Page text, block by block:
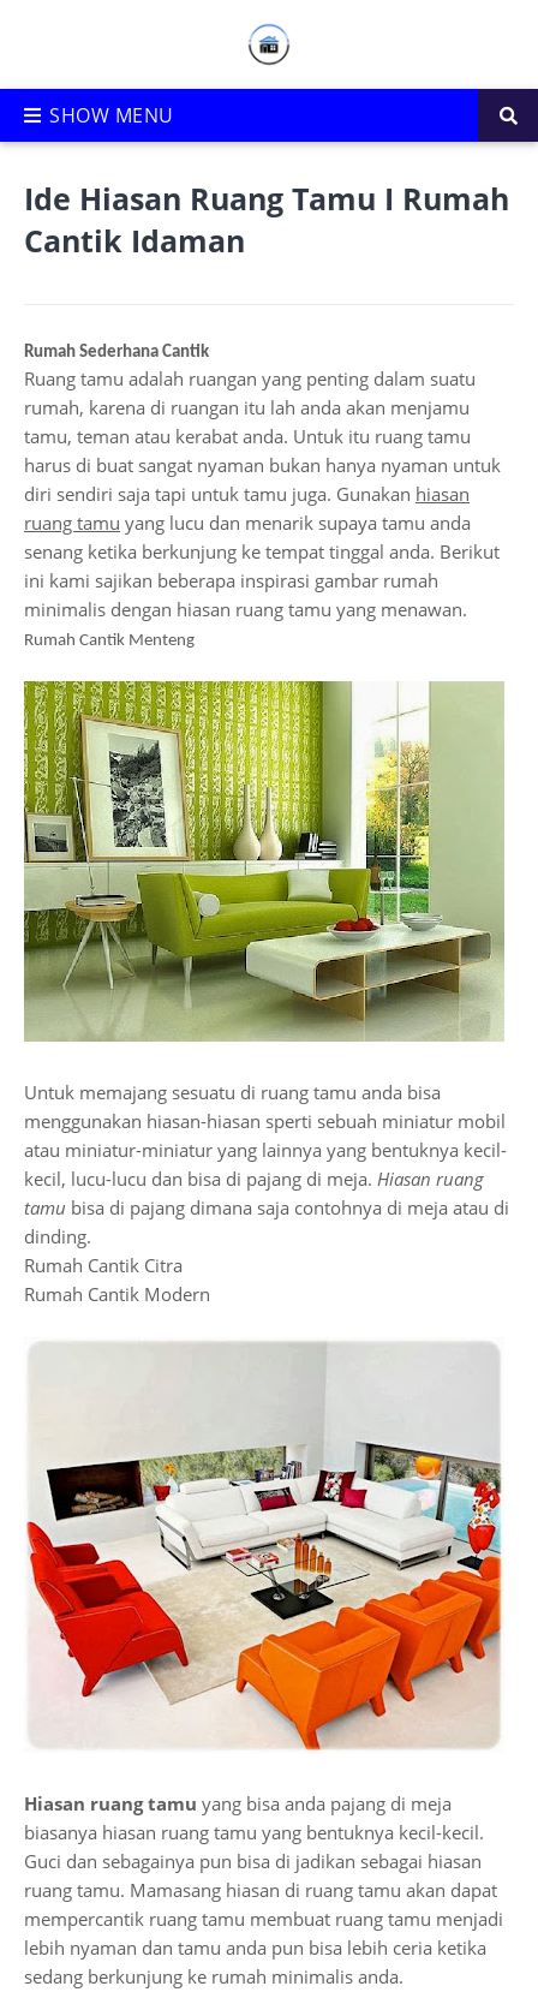
Ide Hiasan Ruang Tamu I Rumah
Cantik Idaman
Rumah Sederhana Cantik
Ruang tamu adalah ruangan yang penting dalam suatu
rumah, karena di ruangan itu lah anda akan menjamu
tamu, teman atau kerabat anda. Untuk itu ruang tamu
harus di buat sangat nyaman bukan hanya nyaman untuk
diri sendiri saja tapi untuk tamu juga. Gunakan hiasan
ruang tamu yang lucu dan menarik supaya tamu anda
senang ketika berkunjung ke tempat tinggal anda. Berikut
ini kami sajikan beberapa inspirasi gambar rumah
minimalis dengan hiasan ruang tamu yang menawan.
Rumah Cantik Menteng
Untuk memajang sesuatu di ruang tamu anda bisa
menggunakan hiasan-hiasan sperti sebuah miniatur mobil
atau miniatur-miniatur yang lainnya yang bentuknya kecil-
kecil, lucu-lucu dan bisa di pajang di meja. Hiasan ruang
tamu bisa di pajang dimana saja contohnya di meja atau di
dinding.
Rumah Cantik Citra
Rumah Cantik Modern
Hiasan ruang tamu yang bisa anda pajang di meja
biasanya hiasan ruang tamu yang bentuknya kecil-kecil.
Guci dan sebagainya pun bisa di jadikan sebagai hiasan
ruang tamu. Mamasang hiasan di ruang tamu akan dapat
mempercantik ruang tamu membuat ruang tamu menjadi
lebih nyaman dan tamu anda pun bisa lebih ceria ketika
sedang berkunjung ke rumah minimalis anda.